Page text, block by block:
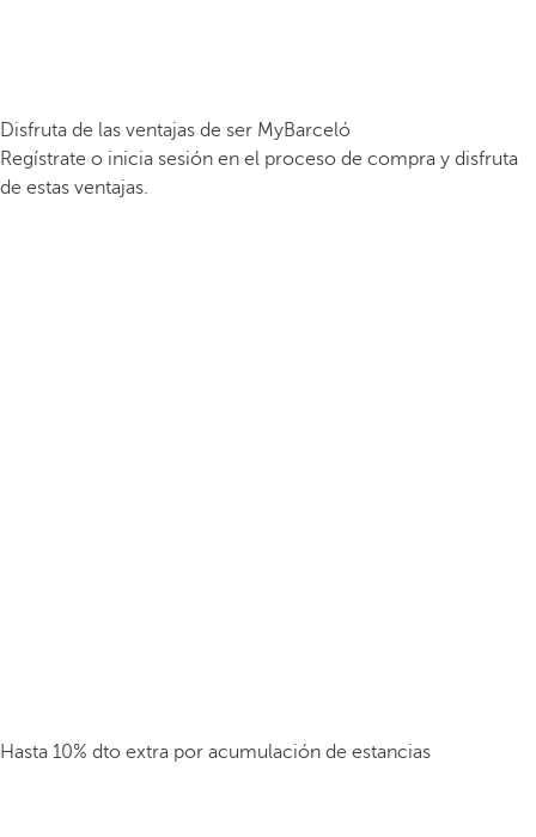
Disfruta de las ventajas de ser MyBarceló
Regístrate o inicia sesión en el proceso de compra y disfruta
de estas ventajas.
Hasta 10% dto extra por acumulación de estancias